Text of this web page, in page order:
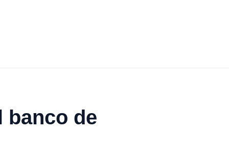
banco de